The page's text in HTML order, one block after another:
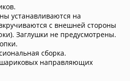
устанавливаются на
с внешней стороны
Заглушки не предусмотрены.
сборка.
направляющих